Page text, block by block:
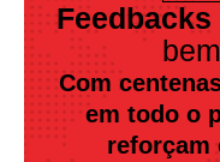
Feedbacks
Com
em todo o
reforçam